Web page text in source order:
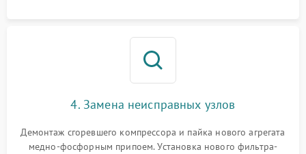
4. Замена неисправных узлов
Демонтаж сгоревшего компрессора и пайка нового агрегата
медно-фосфорным припоем. Установка нового фильтра-